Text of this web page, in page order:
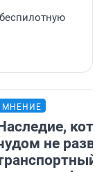
МНЕНИЕ
не